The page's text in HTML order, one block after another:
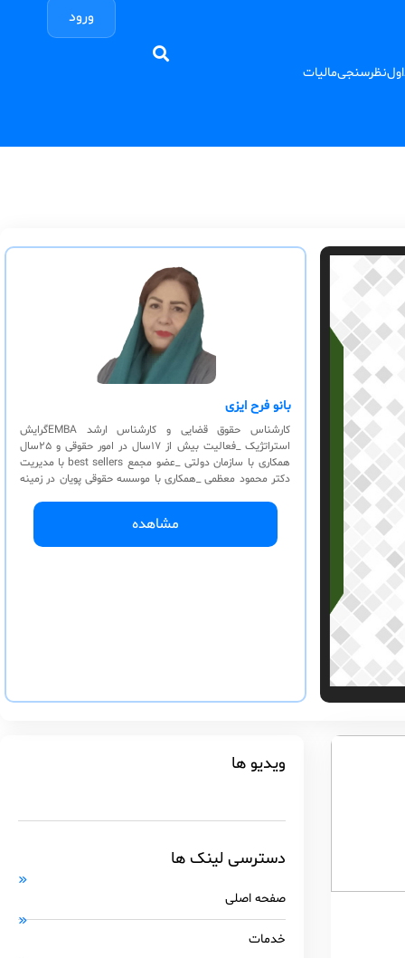
نظرسنجیمالیات
ورود
بانو فرح ایزی
کارشناس حقوق قضایی و کارشناس ارشد EMBAگرایش
استراتژیک _فعالیت بیش از ١٧سال در امور حقوقی و ٢۵سال
همکاری با سازمان دولتی _عضو مجمع best sellers با مدیریت
دکتر محمود معظمی _همکاری با موسسه حقوقی پویان در زمینه
کوچینگ مشاوره و آموزش مدیران و پرسنل و همچنین آموزش
شیوه های کوچینگ جهت مربیان مشاوره و اموزش در زمینه های
:فروش، مهارت‌های فردی و اجتماعی، موفقیت، هدفگذاری، فن
مشاهده
ویدیو ها
دسترسی لینک ها
صفحه اصلی
خدمات